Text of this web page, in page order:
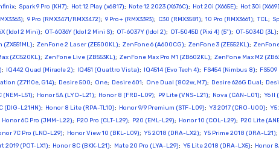
; Spark 9 Pro (KH7); Hot 12 Play (x6817); Note 12 2023 (X676C); Hot 20i (X665E); Hot 30i
; 9 Pro (RMX3471/RMX3472); 9 Pro+ (RMX3393); C30 (RMX3581); 10 Pro (RMX3661); TCL;
(Idol 2 Mini); OT-6036Y (Idol 2 Mini S); OT-6037Y (Idol 2); OT-5045D (Pixi 4) (5"); OT-5034D (3L);
; ZenFone 2 Laser (ZE500KL); ZenFone 6 (A600CG); ZenFone 3 (ZE552KL);
(ZC520KL); ZenFone Live (ZB553KL); ZenFone Max Pro M1 (ZB602KL); ZenFone Max M2
; IQ442 Quad (Miracle 2); IQ451 (Quattro Vista); IQ4514 (Evo Tech 4); FS454 (Nimbus 8);
(Z7110e, G14); Desire 500; One; Desire 601; One Dual (802w, M7); Desire 626G Dual;
(NEM-L51); Honor 5A (LYO-L21); Honor 8 (FRD-L09); P9 Lite (VNS-L21); Nova (CAN-L01); Y6 II
(DIG-L21HN); Honor 8 Lite (RPA-TL10); Honor 9/9 Premium (STF-L09); Y3 2017 (CRO-U00); Y5
Honor 6C Pro (JMM-L22); P20 Pro (CLT-L29); P20 (EML-L29); Honor 10 (COL-L29); P20 Lite
7C Pro (LND-L29); Honor View 10 (BKL-L09); Y5 2018 (DRA-LX2); Y5 Prime 2018 (DRA-L21);
2019 (POT-LX1); Honor 8C (BKK-L21); Mate 20 Pro (LYA-L29); Y5 Lite 2018 (DRA-LX5); Honor